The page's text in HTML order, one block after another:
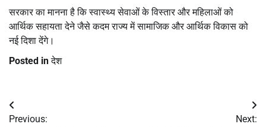
सरकार का मानना है कि स्वास्थ्य सेवाओं के विस्तार और महिलाओं को
आर्थिक सहायता देने जैसे कदम राज्य में सामाजिक और आर्थिक विकास को
नई दिशा देंगे।
Posted inदेश
Post
Previous:
Next: